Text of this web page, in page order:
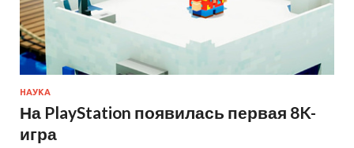
НАУКА
На PlayStation появилась первая 8K-
игра